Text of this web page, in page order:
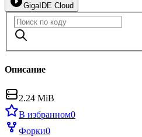
GigaIDE Cloud
Описание
2.24 MiB
В избранном0
Форки0